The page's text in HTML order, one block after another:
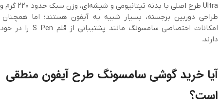
Ultra طرح اصلی با بدنه تیتانیومی و شیشه‌ای، وزن سبک حدود ۲۲۰ گرم و
طراحی دوربین برجسته، بسیار شبیه به آیفون هستند؛ اما همچنان
امکانات اختصاصی سامسونگ مانند پشتیبانی از قلم S Pen را در خود
دارند.
آیا خرید گوشی سامسونگ طرح آیفون منطقی
است؟